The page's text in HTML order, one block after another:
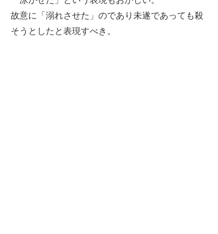
故意に「溺れさせた」のであり未遂であっても殺
そうとしたと表現すべき。